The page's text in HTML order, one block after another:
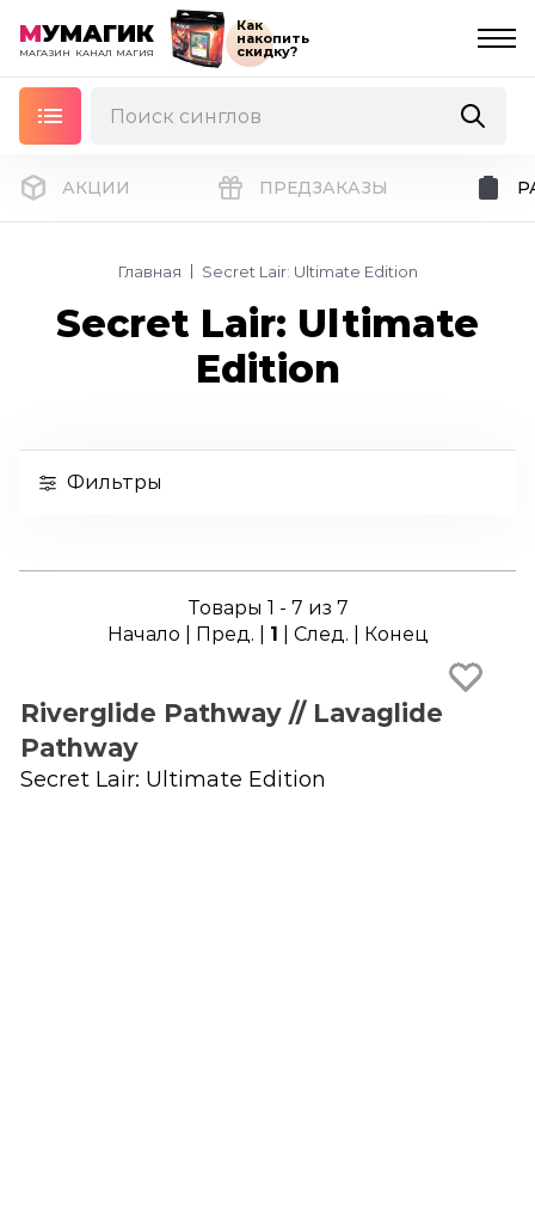
МУМАГИК
МАГАЗИН КАНАЛ МАГИЯ
Как
накопить
скидку?
АКЦИИ ПРЕДЗАКАЗЫ
Главная Secret Lair: Ultimate Edition
Secret Lair: Ultimate
Edition
Фильтры
Товары 1 - 7 из 7
Начало | Пред. | 1 | След. | Конец
Riverglide Pathway // Lavaglide
Pathway
Secret Lair: Ultimate Edition